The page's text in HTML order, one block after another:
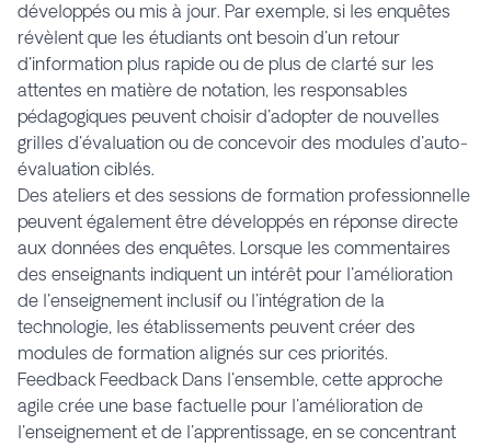
développés ou mis à jour. Par exemple, si les enquêtes
révèlent que les étudiants ont besoin d'un retour
d'information plus rapide ou de plus de clarté sur les
attentes en matière de notation, les responsables
pédagogiques peuvent choisir d'adopter de nouvelles
grilles d'évaluation ou de concevoir des modules d'auto-
évaluation ciblés.
Des ateliers et des sessions de formation professionnelle
peuvent également être développés en réponse directe
aux données des enquêtes. Lorsque les commentaires
des enseignants indiquent un intérêt pour l'amélioration
de l'enseignement inclusif ou l'intégration de la
technologie, les établissements peuvent créer des
modules de formation alignés sur ces priorités.
Feedback Feedback Dans l'ensemble, cette approche
agile crée une base factuelle pour l'amélioration de
l'enseignement et de l'apprentissage, en se concentrant